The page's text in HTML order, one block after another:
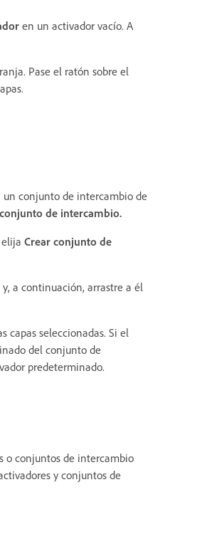
en un activador vacío. A
Pase el ratón sobre el
un conjunto de intercambio de
de intercambio.
Crear conjunto de
y, a continuación, arrastre a él
capas seleccionadas. Si el
del conjunto de
predeterminado.
o conjuntos de intercambio
y conjuntos de